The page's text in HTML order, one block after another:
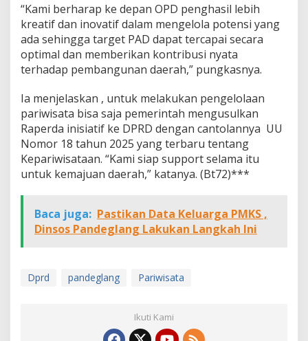
“Kami berharap ke depan OPD penghasil lebih
kreatif dan inovatif dalam mengelola potensi yang
ada sehingga target PAD dapat tercapai secara
optimal dan memberikan kontribusi nyata
terhadap pembangunan daerah,” pungkasnya.
Ia menjelaskan , untuk melakukan pengelolaan
pariwisata bisa saja pemerintah mengusulkan
Raperda inisiatif ke DPRD dengan cantolannya UU
Nomor 18 tahun 2025 yang terbaru tentang
Kepariwisataan. “Kami siap support selama itu
untuk kemajuan daerah,” katanya. (Bt72)***
Baca juga: Pastikan Data Keluarga PMKS ,
Dinsos Pandeglang Lakukan Langkah Ini
Dprd pandeglang Pariwisata
Ikuti Kami